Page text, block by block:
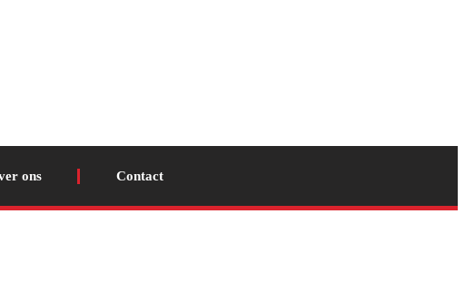
ons Contact